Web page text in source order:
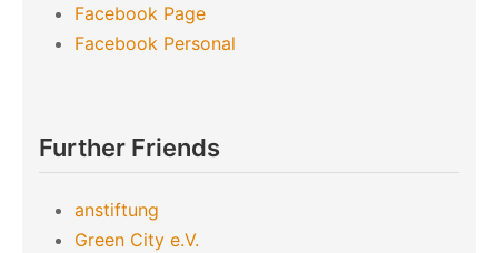
Facebook Page
Facebook Personal
Further Friends
anstiftung
Green City e.V.